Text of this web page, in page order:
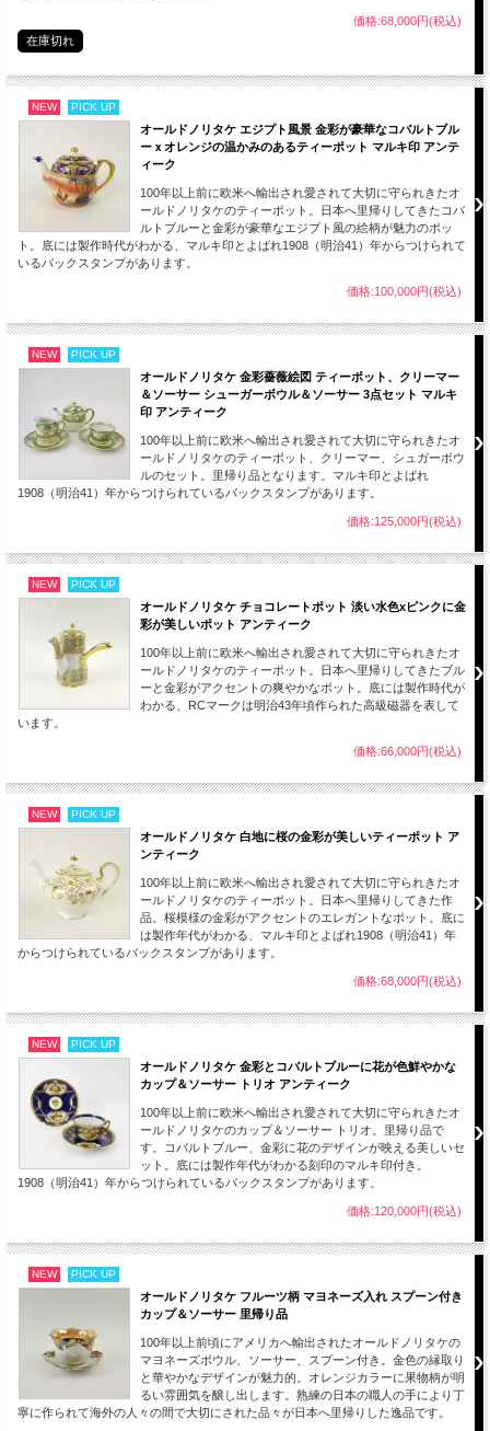
【サイズ】※約となります。
蓋付き小物入れ
高さ：約10.5cm（蓋を含めて）
幅 ：約10.5cm
蓋の裏に欠け、ヒビ、カシリがございます。また経年のラスター剥がれ、スレもご
ざいます。製造時のものとして色の付着、鉄粉、底に若干ざらつきがございますが
猫のフィギュリンの状態もよく表面いにはヒビ、欠けなどももなくアンティーク
品、ヴィンテージ品としては良い状態です。
インテリアとして十分にお楽しみいただけるおしゃれで可愛らしい小物入れです。
■当方で扱うアンティーク商品はすべてインテリアとして輸入しております。
【刻印（バックスタンプ）】
された時代がみてとれます。
この作品は、M-JAPAN印、1921年に商標登録された米国への輸出向け。 大正10年
（1921年）-昭和16年（1941年）頃に作られたことがうかがえる刻印がございま
作られてから100年以上前、もしくは100年近くたつものとしては全体的には良い
状態です。
■当方で扱うアンティーク、ヴィンテージ商品はすべてインテリアとして輸入して
コレクションとして飾ってお楽しみください。
■100年以上前、もしくは100年近く前に作られたものとなります。若干のスレ、小
キズ等は長い時間を乗り越えた大切に保管されてきたアンティーク、ヴィンテージ
品の味わい深い魅力となります。
ご理解ご了承のほどよろしくお願いします。
価格:68,000円(税込)
在庫切れ
NEW PICK UP
オールドノリタケ エジプト風景 金彩が豪華なコバルトブル
ーｘオレンジの温かみのあるティーポット マルキ印 アンテ
ィーク
100年以上前に欧米へ輸出され愛されて大切に守られきたオ
ールドノリタケのティーポット。日本へ里帰りしてきたコバ
ルトブルーと金彩が豪華なエジプト風の絵柄が魅力のポッ
ト。底には製作時代がわかる、マルキ印とよばれ1908（明治41）年からつけられて
いるバックスタンプがあります。
価格:100,000円(税込)
NEW PICK UP
オールドノリタケ 金彩薔薇絵図 ティーポット、クリーマー
＆ソーサー シューガーボウル＆ソーサー 3点セット マルキ
印 アンティーク
100年以上前に欧米へ輸出され愛されて大切に守られきたオ
ールドノリタケのティーポット、クリーマー、シュガーボウ
ルのセット。里帰り品となります。マルキ印とよばれ
1908（明治41）年からつけられているバックスタンプがあります。
価格:125,000円(税込)
NEW PICK UP
オールドノリタケ チョコレートポット 淡い水色xピンクに金
彩が美しいポット アンティーク
100年以上前に欧米へ輸出され愛されて大切に守られきたオ
ールドノリタケのティーポット。日本へ里帰りしてきたブル
ーと金彩がアクセントの爽やかなポット。底には製作時代が
わかる、RCマークは明治43年頃作られた高級磁器を表して
います。
価格:66,000円(税込)
NEW PICK UP
オールドノリタケ 白地に桜の金彩が美しいティーポット ア
ンティーク
100年以上前に欧米へ輸出され愛されて大切に守られきたオ
ールドノリタケのティーポット。日本へ里帰りしてきた作
品。桜模様の金彩がアクセントのエレガントなポット。底に
は製作年代がわかる、マルキ印とよばれ1908（明治41）年
からつけられているバックスタンプがあります。
価格:68,000円(税込)
NEW PICK UP
オールドノリタケ 金彩とコバルトブルーに花が色鮮やかな
カップ＆ソーサー トリオ アンティーク
100年以上前に欧米へ輸出され愛されて大切に守られきたオ
ールドノリタケのカップ＆ソーサー トリオ。里帰り品で
す。コバルトブルー、金彩に花のデザインが映える美しいセ
ット。底には製作年代がわかる刻印のマルキ印付き。
1908（明治41）年からつけられているバックスタンプがあります。
価格:120,000円(税込)
NEW PICK UP
オールドノリタケ フルーツ柄 マヨネーズ入れ スプーン付き
カップ＆ソーサー 里帰り品
100年以上前頃にアメリカへ輸出されたオールドノリタケの
マヨネーズボウル、ソーサー、スプーン付き。金色の縁取り
と華やかなデザインが魅力的。オレンジカラーに果物柄が明
るい雰囲気を醸し出します。熟練の日本の職人の手により丁
寧に作られて海外の人々の間で大切にされた品々が日本へ里帰りした逸品です。